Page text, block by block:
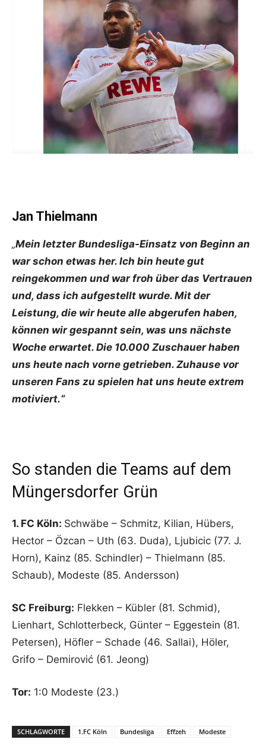
Jan Thielmann
„Mein letzter Bundesliga-Einsatz von Beginn an
war schon etwas her. Ich bin heute gut
reingekommen und war froh über das Vertrauen
und, dass ich aufgestellt wurde. Mit der
Leistung, die wir heute alle abgerufen haben,
können wir gespannt sein, was uns nächste
Woche erwartet. Die 10.000 Zuschauer haben
uns heute nach vorne getrieben. Zuhause vor
unseren Fans zu spielen hat uns heute extrem
motiviert.“
So standen die Teams auf dem
Müngersdorfer Grün
1. FC Köln: Schwäbe – Schmitz, Kilian, Hübers,
Hector – Özcan – Uth (63. Duda), Ljubicic (77. J.
Horn), Kainz (85. Schindler) – Thielmann (85.
Schaub), Modeste (85. Andersson)
SC Freiburg: Flekken – Kübler (81. Schmid),
Lienhart, Schlotterbeck, Günter – Eggestein (81.
Petersen), Höfler – Schade (46. Sallai), Höler,
Grifo – Demirović (61. Jeong)
Tor: 1:0 Modeste (23.)
SCHLAGWORTE 1.FC Köln Bundesliga Effzeh Modeste